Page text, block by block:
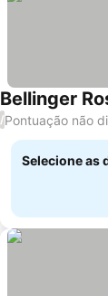
Bellinger
/Pontuação não
Selecione as